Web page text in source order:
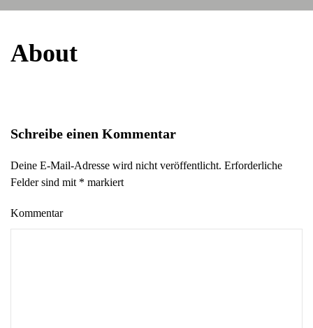
About
Schreibe einen Kommentar
Deine E-Mail-Adresse wird nicht veröffentlicht. Erforderliche
Felder sind mit * markiert
Kommentar